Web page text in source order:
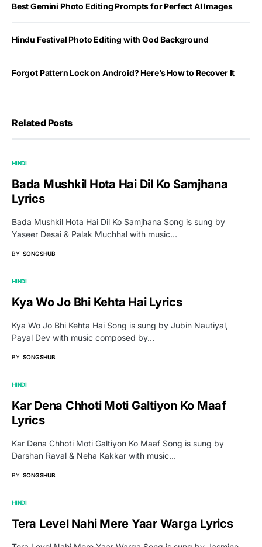
Best Gemini Photo Editing Prompts for Perfect AI Images
Hindu Festival Photo Editing with God Background
Forgot Pattern Lock on Android? Here’s How to Recover It
Related Posts
HINDI
Bada Mushkil Hota Hai Dil Ko Samjhana
Lyrics
Bada Mushkil Hota Hai Dil Ko Samjhana Song is sung by
Yaseer Desai & Palak Muchhal with music…
BY SONGSHUB
HINDI
Kya Wo Jo Bhi Kehta Hai Lyrics
Kya Wo Jo Bhi Kehta Hai Song is sung by Jubin Nautiyal,
Payal Dev with music composed by…
BY SONGSHUB
HINDI
Kar Dena Chhoti Moti Galtiyon Ko Maaf
Lyrics
Kar Dena Chhoti Moti Galtiyon Ko Maaf Song is sung by
Darshan Raval & Neha Kakkar with music…
BY SONGSHUB
HINDI
Tera Level Nahi Mere Yaar Warga Lyrics